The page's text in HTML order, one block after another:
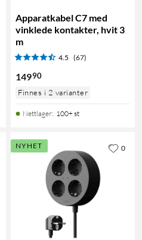
Apparatkabel C7 med
vinklede kontakter, hvit 3
m
4.5 (67)
14990
Finnes i 2 varianter
Nettlager: 100+ st
NYHET 0